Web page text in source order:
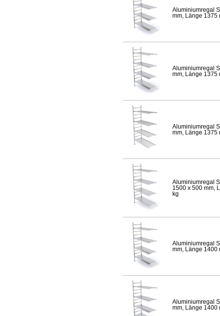
Aluminiumregal
mm, Länge 1375
Aluminiumregal
mm, Länge 1375
Aluminiumregal
mm, Länge 1375
Aluminiumregal
1500 x 500 mm,
kg
Aluminiumregal
mm, Länge 1400
Aluminiumregal
mm, Länge 1400